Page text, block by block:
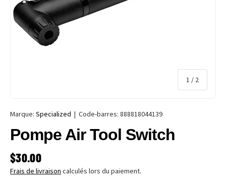
1 / de
2
Marque: Specialized | Code-barres: 888818044139
Pompe Air Tool Switch
PRIX HABITUEL
$30.00
Frais de livraison calculés lors du paiement.